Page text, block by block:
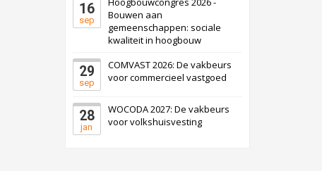
16
sep
Bouwen aan
gemeenschappen: sociale
kwaliteit in hoogbouw
29
sep
COMVAST 2026: De vakbeurs
voor commercieel vastgoed
28
jan
WOCODA 2027: De vakbeurs
voor volkshuisvesting